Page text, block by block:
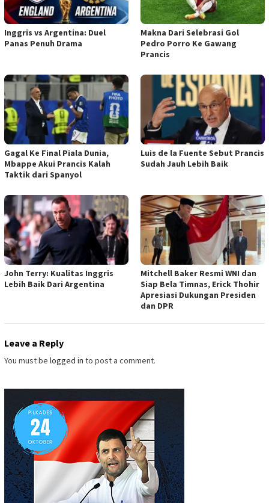
Inggris vs Argentina: Duel
Panas Penuh Drama
Makna Dari Selebrasi Gol
Pedro Porro Ke Gawang
Prancis
Gagal Ke Final Piala Dunia,
Mbappe Akui Prancis Kalah
Taktik dari Spanyol
Luis de la Fuente Sebut Prancis
Sudah Jauh Lebih Baik
John Terry: Kualitas Inggris
Lebih Baik Dari Argentina
Mitchell Baker Resmi WNI dan
Siap Bela Timnas, Erick Thohir
Apresiasi Dukungan Presiden
dan DPR
Leave a Reply
You must be logged in to post a comment.